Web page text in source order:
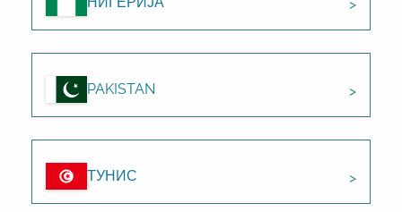
PAKISTAN
ТУНИС